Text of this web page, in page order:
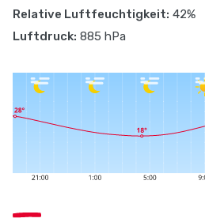
Relative Luftfeuchtigkeit: 42%
Luftdruck: 885 hPa